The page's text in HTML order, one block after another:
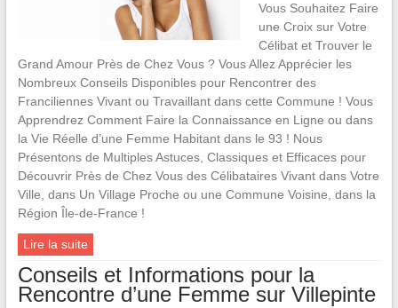
Vous Souhaitez Faire
une Croix sur Votre
Célibat et Trouver le
Grand Amour Près de Chez Vous ? Vous Allez Apprécier les
Nombreux Conseils Disponibles pour Rencontrer des
Franciliennes Vivant ou Travaillant dans cette Commune ! Vous
Apprendrez Comment Faire la Connaissance en Ligne ou dans
la Vie Réelle d’une Femme Habitant dans le 93 ! Nous
Présentons de Multiples Astuces, Classiques et Efficaces pour
Découvrir Près de Chez Vous des Célibataires Vivant dans Votre
Ville, dans Un Village Proche ou une Commune Voisine, dans la
Région Île-de-France !
Lire la suite
Conseils et Informations pour la
Rencontre d’une Femme sur Villepinte